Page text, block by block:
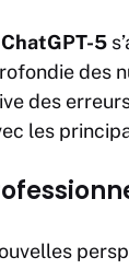
ChatGPT-5
des
des
les